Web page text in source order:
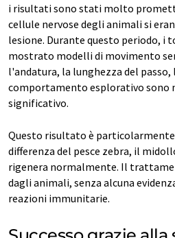
i risultati sono stati molto
cellule nervose degli animali si
lesione. Durante questo periodo,
mostrato modelli di movimento
l'andatura, la lunghezza del passo,
comportamento esplorativo sono
significativo.
Questo risultato è
differenza del pesce zebra, il
rigenera normalmente. Il
dagli animali, senza alcuna
reazioni immunitarie.